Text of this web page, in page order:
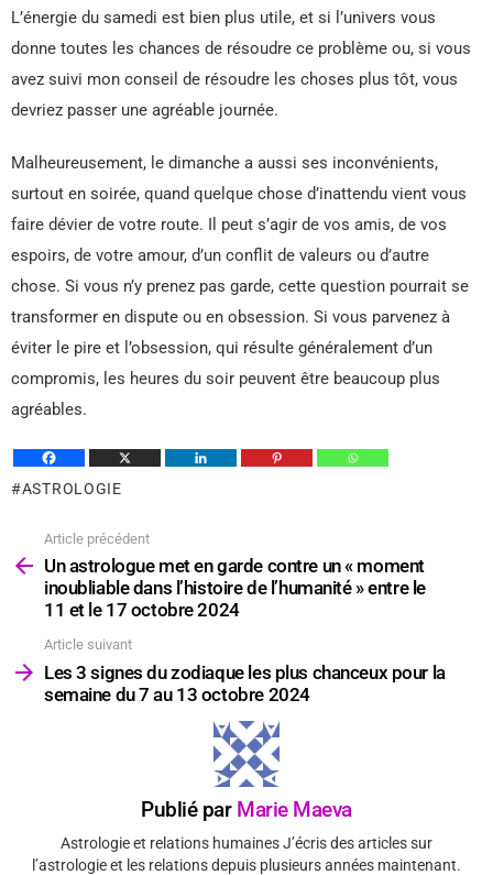
L’énergie du samedi est bien plus utile, et si l’univers vous
donne toutes les chances de résoudre ce problème ou, si vous
avez suivi mon conseil de résoudre les choses plus tôt, vous
devriez passer une agréable journée.
Malheureusement, le dimanche a aussi ses inconvénients,
surtout en soirée, quand quelque chose d’inattendu vient vous
faire dévier de votre route. Il peut s’agir de vos amis, de vos
espoirs, de votre amour, d’un conflit de valeurs ou d’autre
chose. Si vous n’y prenez pas garde, cette question pourrait se
transformer en dispute ou en obsession. Si vous parvenez à
éviter le pire et l’obsession, qui résulte généralement d’un
compromis, les heures du soir peuvent être beaucoup plus
agréables.
ASTROLOGIE
plus
Article précédent
Un astrologue met en garde contre un « moment
inoubliable dans l’histoire de l’humanité » entre le
11 et le 17 octobre 2024
Article suivant
Les 3 signes du zodiaque les plus chanceux pour la
semaine du 7 au 13 octobre 2024
Publié par Marie Maeva
Astrologie et relations humaines J’écris des articles sur
l’astrologie et les relations depuis plusieurs années maintenant.